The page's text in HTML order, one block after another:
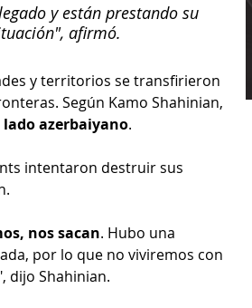
y están prestando su
afirmó.
y territorios se transfirieron
Según Kamo Shahinian,
azerbaiyano.
intentaron destruir sus
nos sacan. Hubo una
por lo que no viviremos con
dijo Shahinian.